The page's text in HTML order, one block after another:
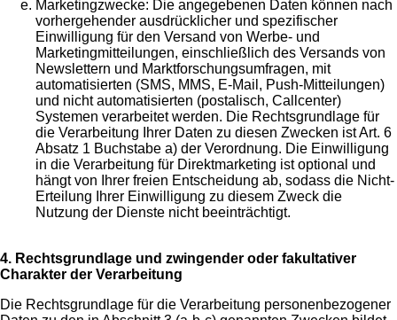
Marketingzwecke: Die angegebenen Daten können nach
vorhergehender ausdrücklicher und spezifischer
Einwilligung für den Versand von Werbe- und
Marketingmitteilungen, einschließlich des Versands von
Newslettern und Marktforschungsumfragen, mit
automatisierten (SMS, MMS, E-Mail, Push-Mitteilungen)
und nicht automatisierten (postalisch, Callcenter)
Systemen verarbeitet werden. Die Rechtsgrundlage für
die Verarbeitung Ihrer Daten zu diesen Zwecken ist Art. 6
Absatz 1 Buchstabe a) der Verordnung. Die Einwilligung
in die Verarbeitung für Direktmarketing ist optional und
hängt von Ihrer freien Entscheidung ab, sodass die Nicht-
Erteilung Ihrer Einwilligung zu diesem Zweck die
Nutzung der Dienste nicht beeinträchtigt.
4. Rechtsgrundlage und zwingender oder fakultativer
Charakter der Verarbeitung
Die Rechtsgrundlage für die Verarbeitung personenbezogener